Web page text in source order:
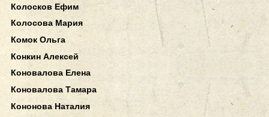
Колосков Ефим
Колосова Мария
Комок Ольга
Конкин Алексей
Коновалова Елена
Коновалова Тамара
Кононова Наталия